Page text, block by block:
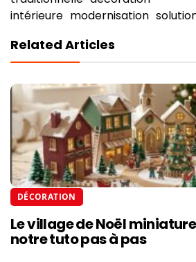
intérieure modernisation
Related Articles
DÉCORATION
Le village de Noël
notre tuto pas à pas